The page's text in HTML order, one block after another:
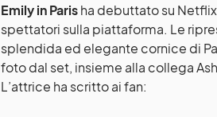
Emily in Parisha debuttato su
spettatori sulla piattaforma. Le
splendida ed elegante cornice di
foto dal set, insieme alla collega
L’attrice ha scritto ai fan: